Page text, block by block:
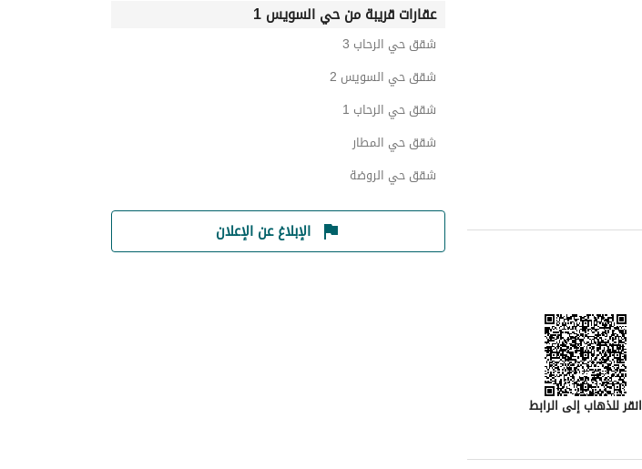
انقر للذهاب إلى الرابط
عقارات قريبة من حي السويس 1
شقق حي الرحاب 3
شقق حي السويس 2
شقق حي الرحاب 1
شقق حي المطار
شقق حي الروضة
الإبلاغ عن الإعلان